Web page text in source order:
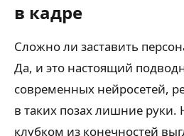
в кадре
Сложно ли заставить
Да, и это настоящий
современных нейросетей,
в таких позах лишние
клубком из конечностей